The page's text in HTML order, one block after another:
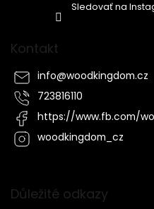
Sledovať na
Kontakt
info@woodkingdom.cz
723816110
https://www.fb.com/
woodkingdom_cz
Důležité odkazy